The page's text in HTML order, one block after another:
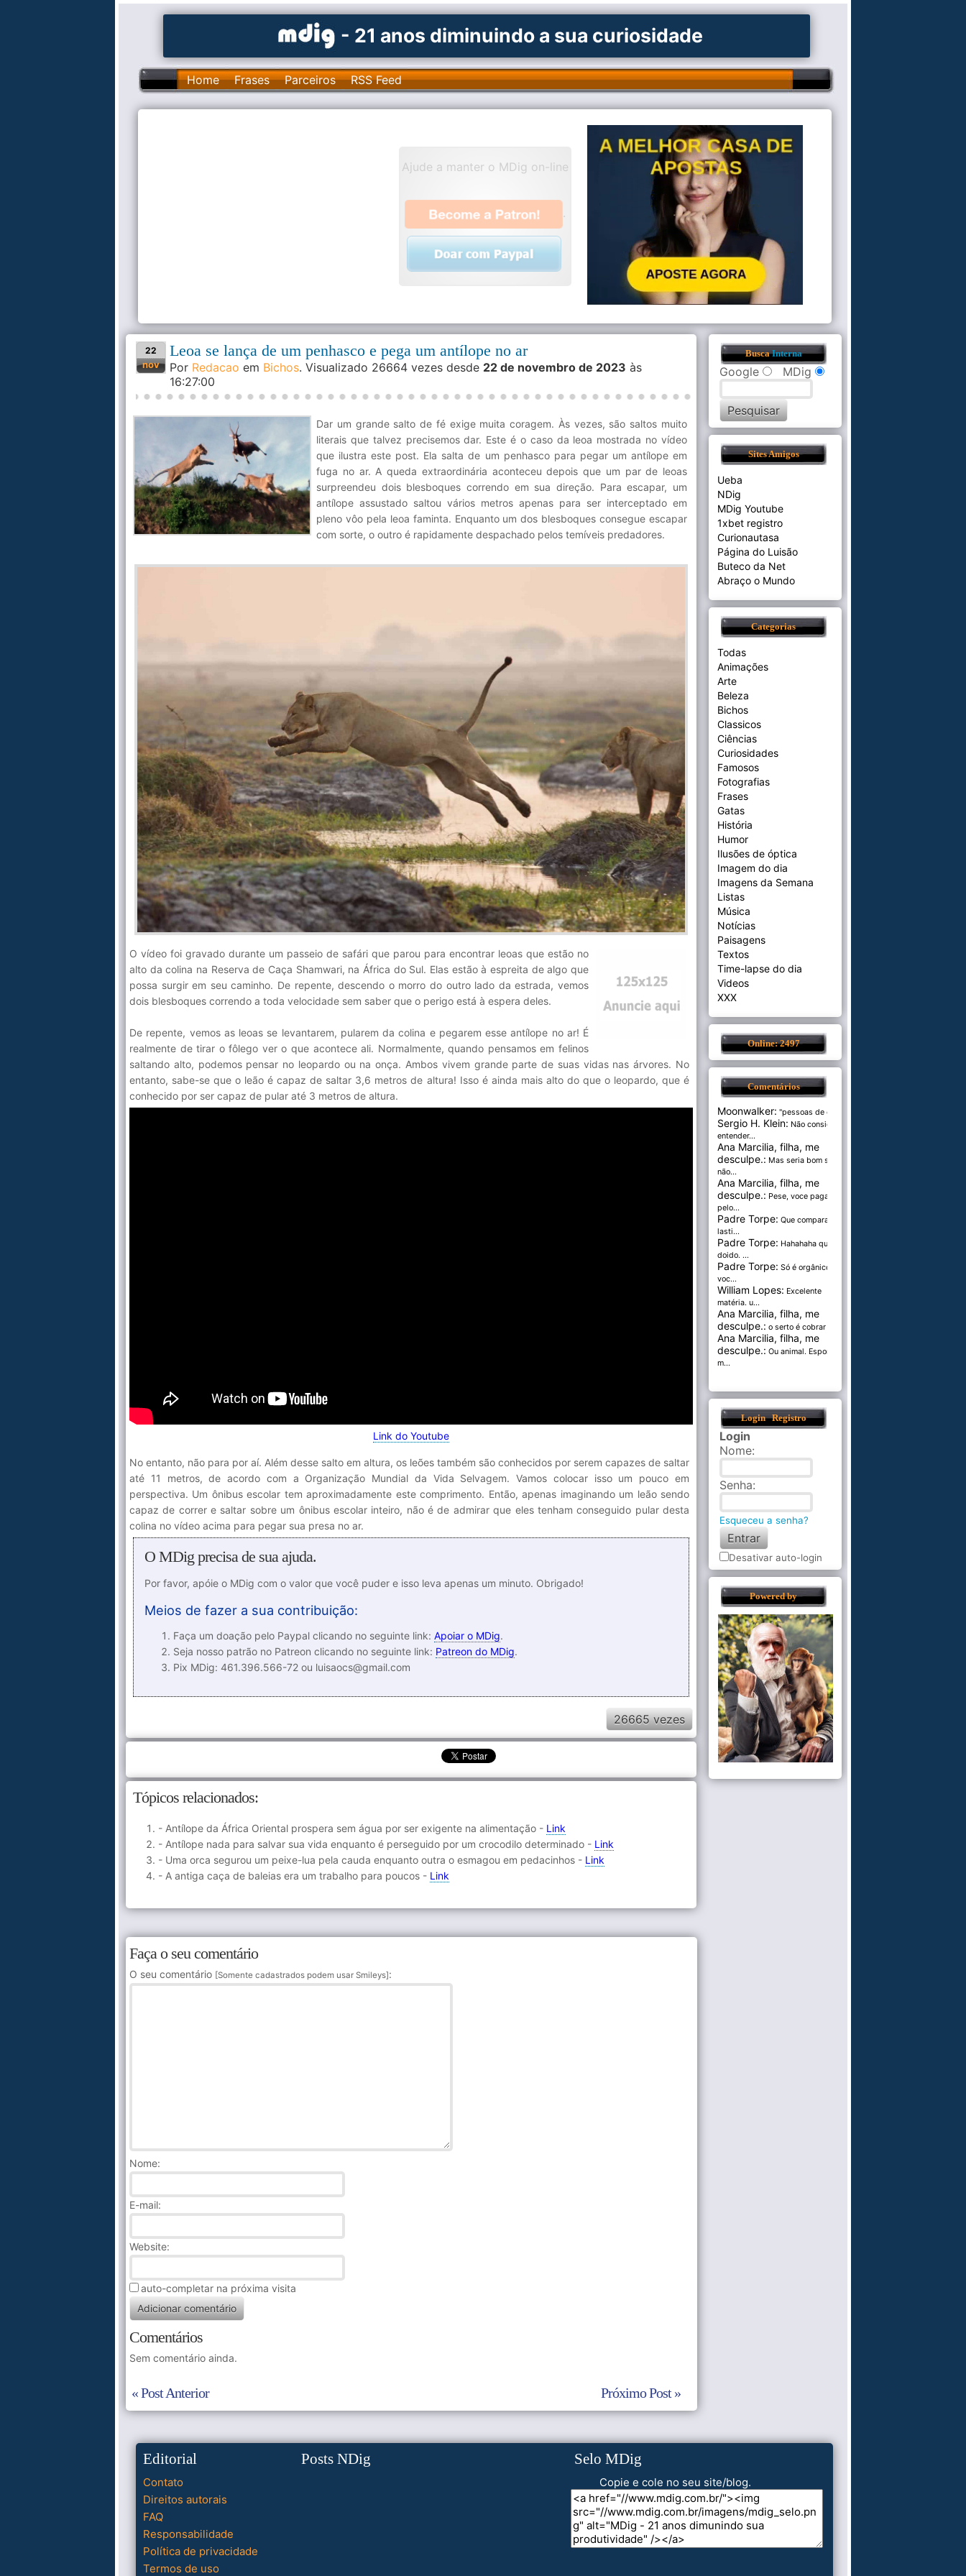
- 21 anos diminuindo a sua curiosidade
Home Frases Parceiros RSS Feed
Ajude a manter o MDig on-line
.
22
nov
Leoa se lança de um penhasco e pega um antílope no ar
Por Redacao em Bichos. Visualizado 26664 vezes desde 22 de novembro de 2023 às
16:27:00
Dar um grande salto de fé exige muita coragem. Às vezes, são saltos muito
literais que talvez precisemos dar. Este é o caso da leoa mostrada no vídeo
que ilustra este post. Ela salta de um penhasco para pegar um antílope em
fuga no ar. A queda extraordinária aconteceu depois que um par de leoas
surpreendeu dois blesboques correndo em sua direção. Para escapar, um
antílope assustado saltou vários metros apenas para ser interceptado em
pleno vôo pela leoa faminta. Enquanto um dos blesboques consegue escapar
com sorte, o outro é rapidamente despachado pelos temíveis predadores.
O vídeo foi gravado durante um passeio de safári que parou para encontrar leoas que estão no
alto da colina na Reserva de Caça Shamwari, na África do Sul. Elas estão à espreita de algo que
possa surgir em seu caminho. De repente, descendo o morro do outro lado da estrada, vemos
dois blesboques correndo a toda velocidade sem saber que o perigo está à espera deles.
De repente, vemos as leoas se levantarem, pularem da colina e pegarem esse antílope no ar! É
realmente de tirar o fôlego ver o que acontece ali. Normalmente, quando pensamos em felinos
saltando alto, podemos pensar no leopardo ou na onça. Ambos vivem grande parte de suas vidas nas árvores. No
entanto, sabe-se que o leão é capaz de saltar 3,6 metros de altura! Isso é ainda mais alto do que o leopardo, que é
conhecido por ser capaz de pular até 3 metros de altura.
Link do Youtube
No entanto, não para por aí. Além desse salto em altura, os leões também são conhecidos por serem capazes de saltar
até 11 metros, de acordo com a Organização Mundial da Vida Selvagem. Vamos colocar isso um pouco em
perspectiva. Um ônibus escolar tem aproximadamente este comprimento. Então, apenas imaginando um leão sendo
capaz de correr e saltar sobre um ônibus escolar inteiro, não é de admirar que eles tenham conseguido pular desta
colina no vídeo acima para pegar sua presa no ar.
O MDig precisa de sua ajuda.
Por favor, apóie o MDig com o valor que você puder e isso leva apenas um minuto. Obrigado!
Meios de fazer a sua contribuição:
Faça um doação pelo Paypal clicando no seguinte link: Apoiar o MDig.
Seja nosso patrão no Patreon clicando no seguinte link: Patreon do MDig.
Pix MDig: 461.396.566-72 ou luisaocs@gmail.com
26665 vezes
Tópicos relacionados:
- Antílope da África Oriental prospera sem água por ser exigente na alimentação - Link
- Antílope nada para salvar sua vida enquanto é perseguido por um crocodilo determinado - Link
- Uma orca segurou um peixe-lua pela cauda enquanto outra o esmagou em pedacinhos - Link
- A antiga caça de baleias era um trabalho para poucos - Link
Faça o seu comentário
O seu comentário [Somente cadastrados podem usar Smileys] :
Nome:
E-mail:
Website:
auto-completar na próxima visita
Comentários
Sem comentário ainda.
« Post Anterior Próximo Post »
BuscaInterna
Google MDig
Sites Amigos
Ueba
NDig
MDig Youtube
1xbet registro
Curionautasa
Página do Luisão
Buteco da Net
Abraço o Mundo
Categorias
Todas
Animações
Arte
Beleza
Bichos
Classicos
Ciências
Curiosidades
Famosos
Fotografias
Frases
Gatas
História
Humor
Ilusões de óptica
Imagem do dia
Imagens da Semana
Listas
Música
Notícias
Paisagens
Textos
Time-lapse do dia
Videos
XXX
Online: 2497
Comentários
Moonwalker: "pessoas de cer...
Sergio H. Klein: Não consigo
entender...
Ana Marcilia, filha, me
desculpe.: Mas seria bom se
não...
Ana Marcilia, filha, me
desculpe.: Pese, voce paga
pelo...
Padre Torpe: Que comparação
lasti...
Padre Torpe: Hahahaha que
doido. ...
Padre Torpe: Só é orgânico se
voc...
William Lopes: Excelente
matéria. u...
Ana Marcilia, filha, me
desculpe.: o serto é cobrar pel...
Ana Marcilia, filha, me
desculpe.: Ou animal. Esponja
m...
Login Registro
Login
Nome:
Senha:
Esqueceu a senha?
Desativar auto-login
Powered by
Editorial
Contato
Direitos autorais
FAQ
Responsabilidade
Política de privacidade
Termos de uso
Posts NDig Selo MDig
Copie e cole no seu site/blog.